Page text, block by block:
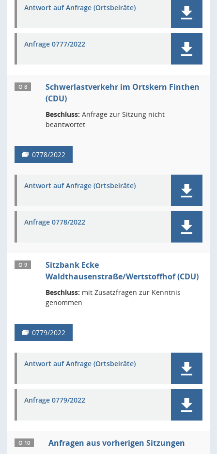
Antwort auf Anfrage (Ortsbeiräte)
Anfrage 0777/2022
Ö 8
Schwerlastverkehr im Ortskern Finthen
(CDU)
Beschluss: Anfrage zur Sitzung nicht
beantwortet
0778/2022
Antwort auf Anfrage (Ortsbeiräte)
Anfrage 0778/2022
Ö 9
Sitzbank Ecke
Waldthausenstraße/Wertstoffhof (CDU)
Beschluss: mit Zusatzfragen zur Kenntnis
genommen
0779/2022
Antwort auf Anfrage (Ortsbeiräte)
Anfrage 0779/2022
Ö 10 Anfragen aus vorherigen Sitzungen